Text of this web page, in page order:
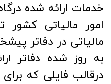
خدمات ارائه شده
امور مالیاتی
مالیاتی در دفاتر
به روز شده دفاتر
درقالب فایلی که برای